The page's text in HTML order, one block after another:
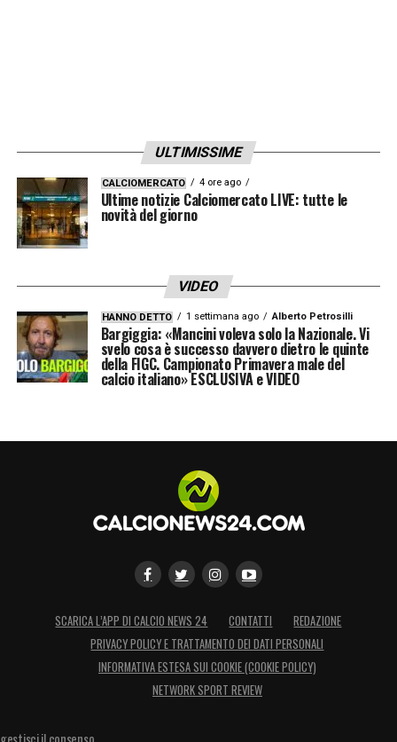
ULTIMISSIME
CALCIOMERCATO 4 ore ago
Ultime notizie Calciomercato LIVE: tutte le
novità del giorno
VIDEO
HANNO DETTO 1 settimana ago Alberto Petrosilli
Bargiggia: «Mancini voleva solo la Nazionale. Vi
svelo cosa è successo davvero dietro le quinte
della FIGC. Campionato Primavera male del
calcio italiano» ESCLUSIVA e VIDEO
SCARICA L’APP DI CALCIO NEWS 24 CONTATTI
REDAZIONE
PRIVACY POLICY E TRATTAMENTO DEI DATI PERSONALI
INFORMATIVA ESTESA SUI COOKIE (COOKIE POLICY)
NETWORK SPORT REVIEW